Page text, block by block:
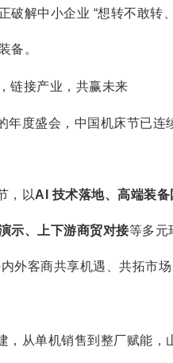
破解中小企业 “想转不敢转
备。
链接产业，共赢未来
年度盛会，中国机床节已连
，以AI 技术落地、高端装
示、上下游商贸对接等多元
外客商共享机遇、共拓市场
，从单机销售到整厂赋能